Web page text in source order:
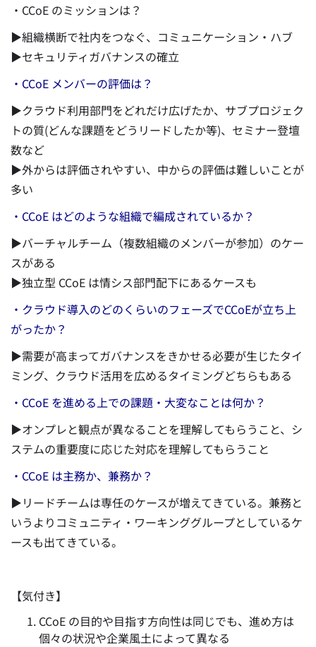
・CCoE のミッションは？
▶組織横断で社内をつなぐ、コミュニケーション・ハブ
▶セキュリティガバナンスの確立
・CCoE メンバーの評価は？
▶クラウド利用部門をどれだけ広げたか、サブプロジェク
トの質(どんな課題をどうリードしたか等)、セミナー登壇
数など
▶外からは評価されやすい、中からの評価は難しいことが
多い
・CCoE はどのような組織で編成されているか？
▶バーチャルチーム（複数組織のメンバーが参加）のケー
スがある
▶独立型 CCoE は情シス部門配下にあるケースも
・クラウド導入のどのくらいのフェーズでCCoEが立ち上
がったか？
▶需要が高まってガバナンスをきかせる必要が生じたタイ
ミング、クラウド活用を広めるタイミングどちらもある
・CCoE を進める上での課題・大変なことは何か？
▶オンプレと観点が異なることを理解してもらうこと、シ
ステムの重要度に応じた対応を理解してもらうこと
・CCoE は主務か、兼務か？
▶リードチームは専任のケースが増えてきている。兼務と
いうよりコミュニティ・ワーキンググループとしているケ
ースも出てきている。
【気付き】
CCoE の目的や目指す方向性は同じでも、進め方は
個々の状況や企業風土によって異なる